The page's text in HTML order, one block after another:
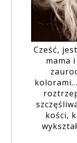
Cześć,
mama
kości,